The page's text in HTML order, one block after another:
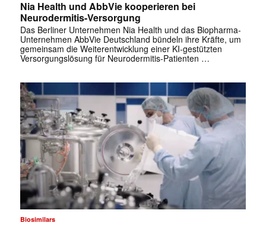
Nia Health und AbbVie kooperieren bei
Neurodermitis-Versorgung
Das Berliner Unternehmen Nia Health und das Biopharma-
Unternehmen AbbVie Deutschland bündeln ihre Kräfte, um
gemeinsam die Weiterentwicklung einer KI-gestützten
Versorgungslösung für Neurodermitis-Patienten …
Biosimilars